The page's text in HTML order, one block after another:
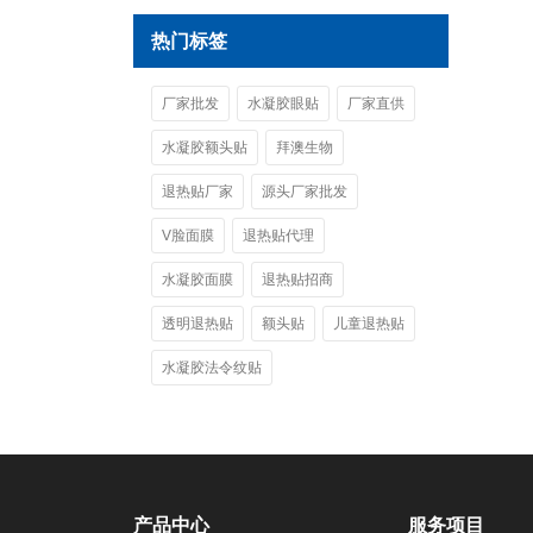
热门标签
厂家批发 水凝胶眼贴 厂家直供
水凝胶额头贴 拜澳生物
退热贴厂家 源头厂家批发
V脸面膜 退热贴代理
水凝胶面膜 退热贴招商
透明退热贴 额头贴 儿童退热贴
水凝胶法令纹贴
产品中心 服务项目